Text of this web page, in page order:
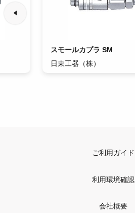
スモールカプラ SM
日東工器（株）
ご利用ガイド
利用環境確認
会社概要